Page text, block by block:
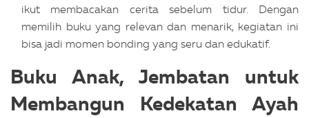
ikut membacakan cerita sebelum tidur. Dengan
memilih buku yang relevan dan menarik, kegiatan ini
bisa jadi momen bonding yang seru dan edukatif.
Buku Anak, Jembatan untuk
Membangun Kedekatan Ayah